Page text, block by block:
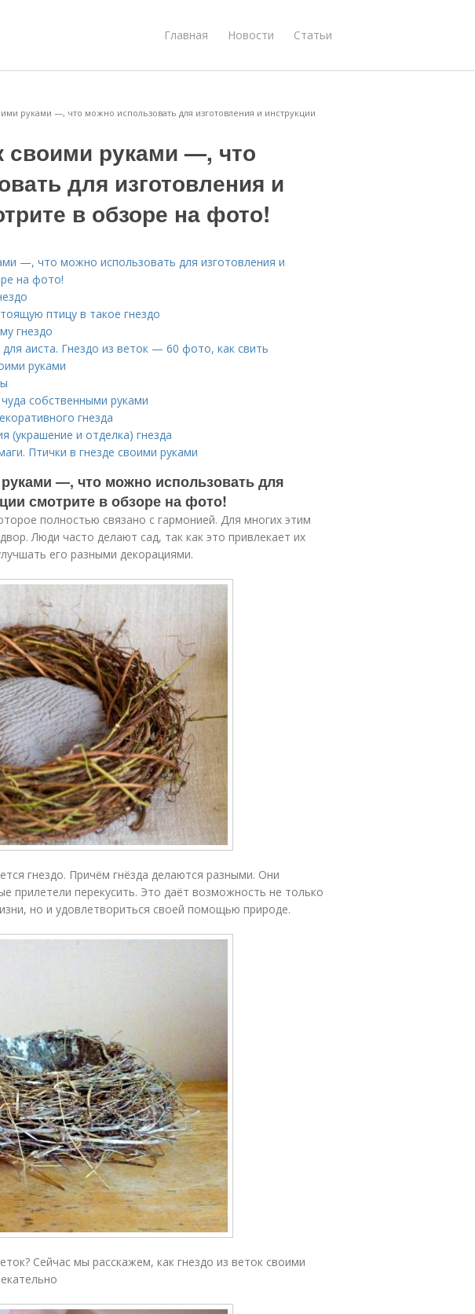
Главная Новости Статьи
руками —, что можно использовать для изготовления и инструкции
своими руками —, что
для изготовления и
в обзоре на фото!
—, что можно использовать для изготовления и
на фото!
птицу в такое гнездо
гнездо
для аиста. Гнездо из веток — 60 фото, как свить
руками
собственными руками
гнезда
(украшение и отделка) гнезда
Птички в гнезде своими руками
—, что можно использовать для
смотрите в обзоре на фото!
полностью связано с гармонией. Для многих этим
Люди часто делают сад, так как это привлекает их
его разными декорациями.
гнездо. Причём гнёзда делаются разными. Они
прилетели перекусить. Это даёт возможность не только
но и удовлетвориться своей помощью природе.
Сейчас мы расскажем, как гнездо из веток своими